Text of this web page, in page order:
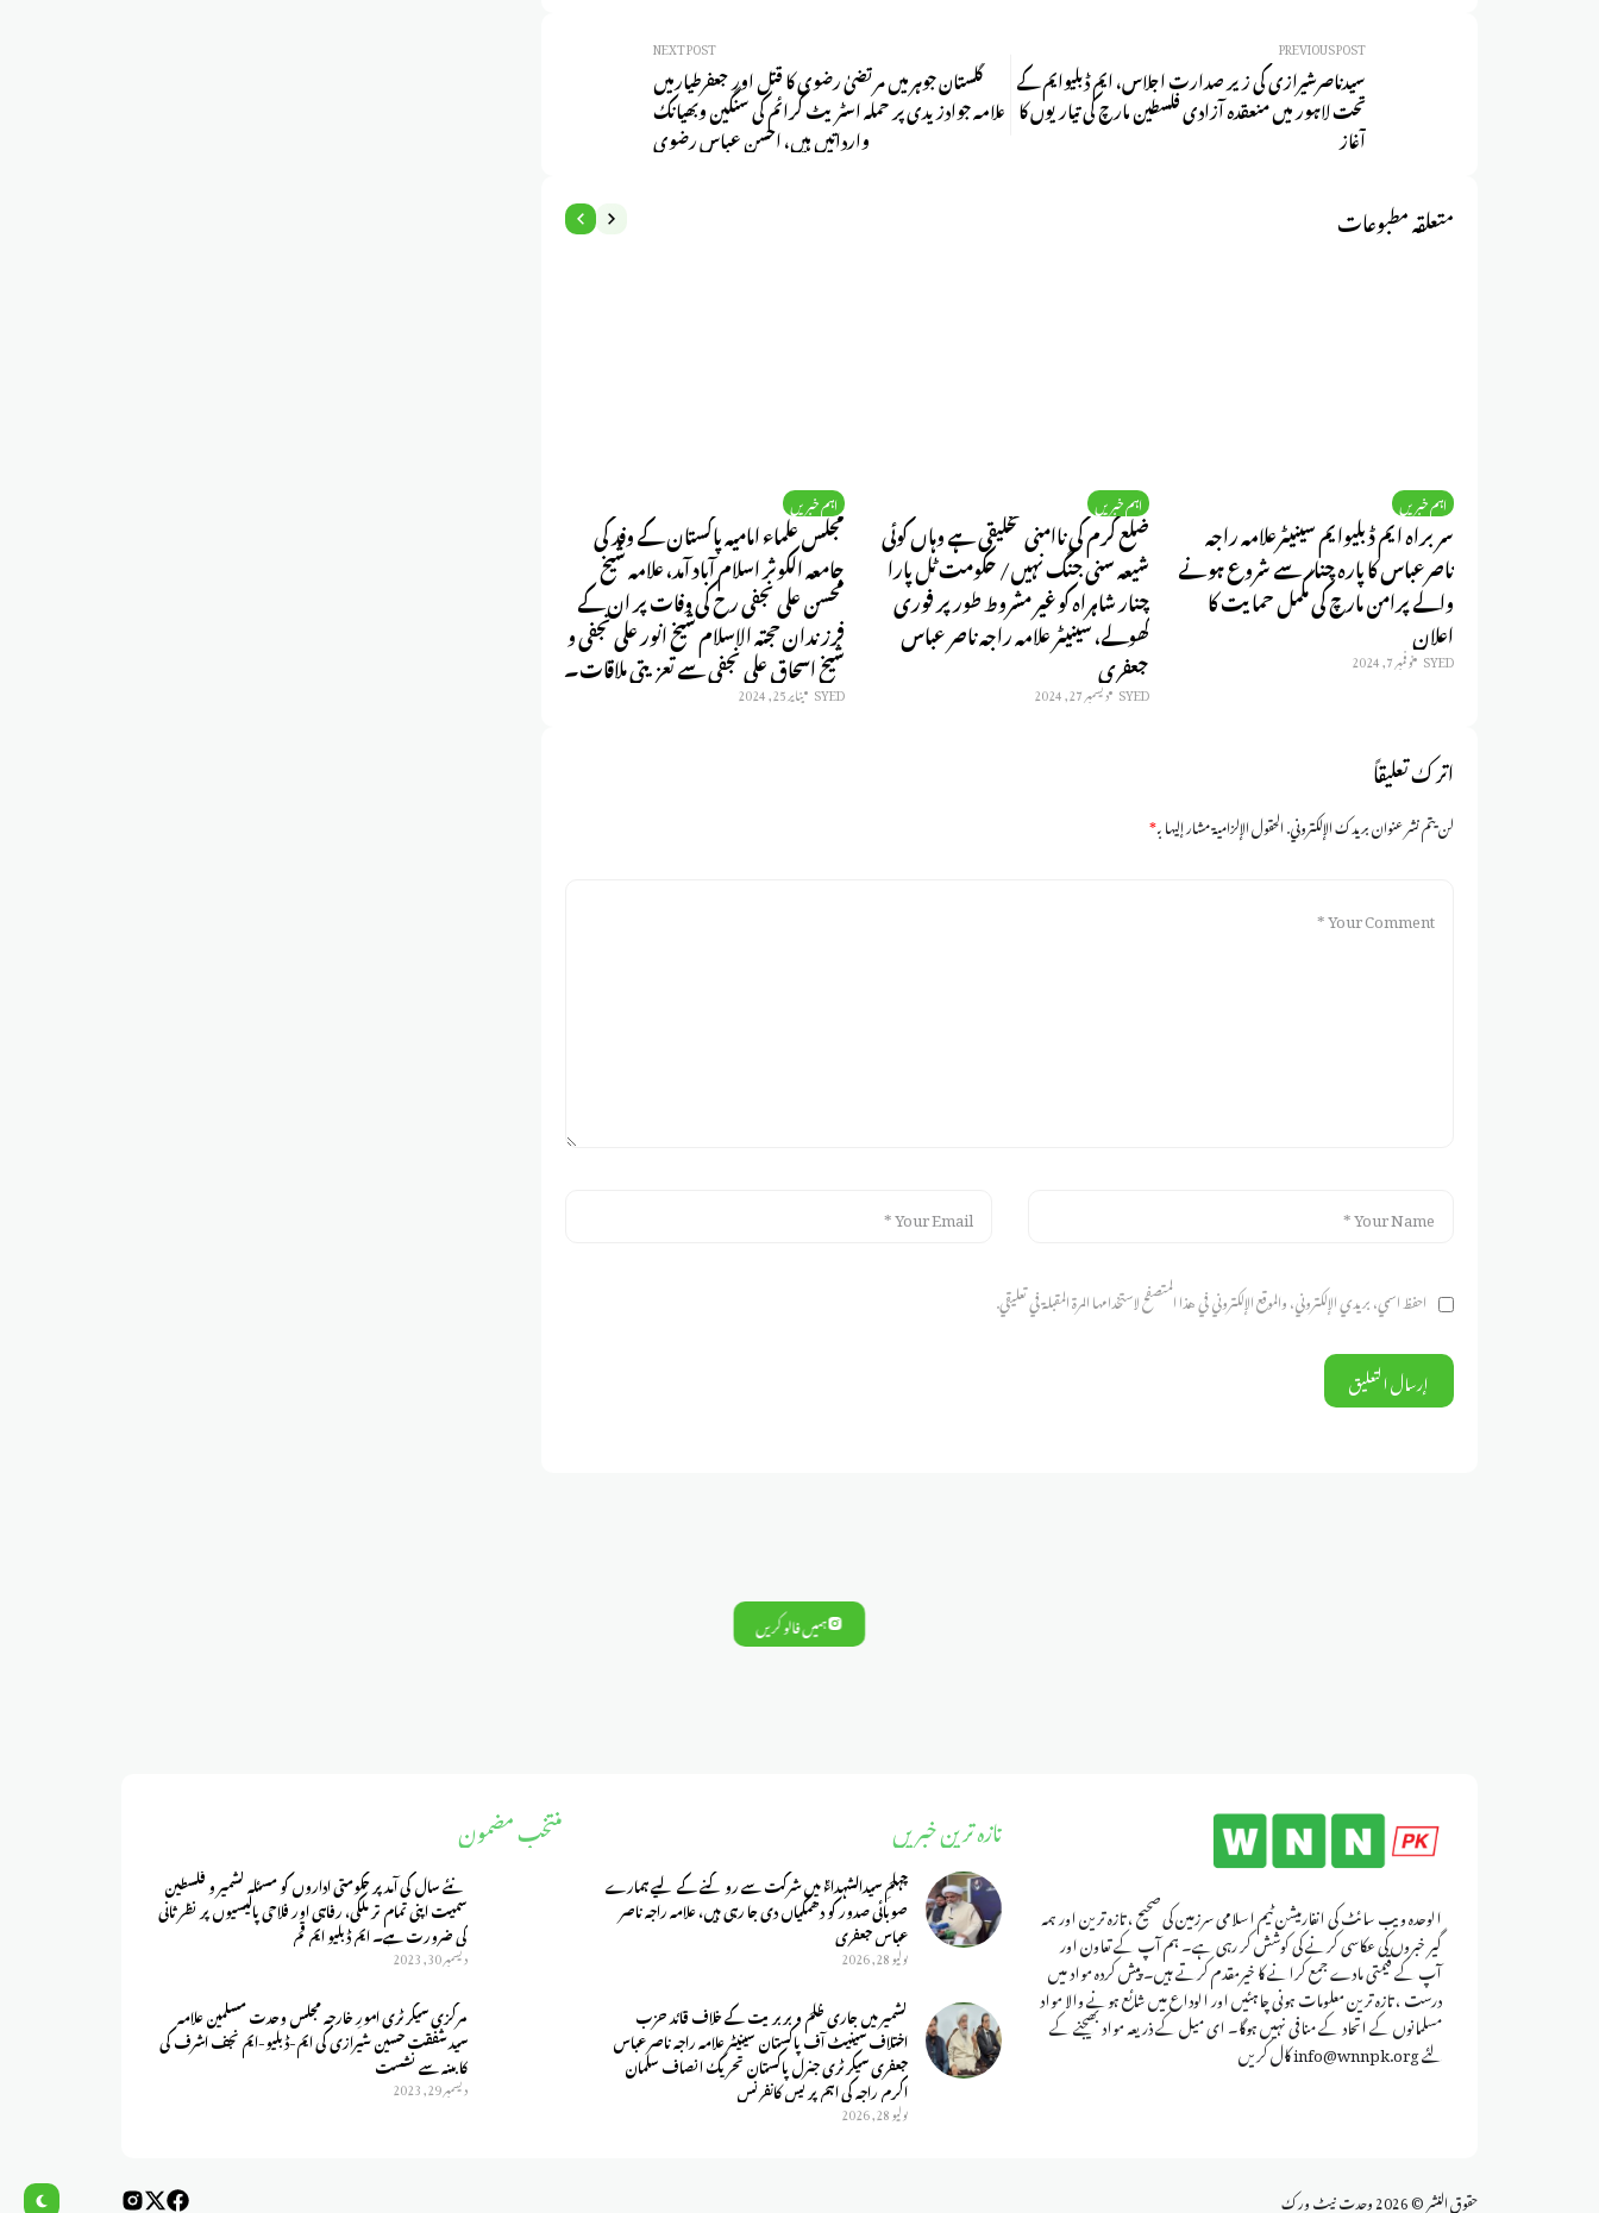
PREVIOUS POST
سیدناصرشیرازی کی زیر صدارت اجلاس، ایم ڈبلیوایم کے
تحت لاہور میں منعقدہ آزادی فلسطین مارچ کی تیاریوں کا
آغاز
NEXT POST
گلستان جوہر میں مرتضیٰ رضوی کا قتل اور جعفرطیارمیں
علامہ جوادزیدی پر حملہ اسٹریٹ کرائم کی سنگین وبھیانک
وارداتیں ہیں، احسن عباس رضوی
متعلقہ مطبوعات
اہم خبریں
سربراہ ایم ڈبلیوایم سینیٹرعلامہ راجہ
ناصرعباس کا پارہ چنار سے شروع ہونے
والے پرامن مارچ کی مکمل حمایت کا
اعلان
SYED نوفمبر 7, 2024
اہم خبریں
ضلع کرم کی ناامنی تخلیقی ہے وہاں کوئی
شیعہ سنی جنگ نہیں/ حکومت ٹل پارا
چنار شاہراہ کو غیر مشروط طور پر فوری
کھولے، سینیٹر علامہ راجہ ناصر عباس
جعفری
SYED ديسمبر 27, 2024
اہم خبریں
مجلس علماء امامیہ پاکستان کے وفد کی
جامعہ الکوثر اسلام آباد آمد، علامہ شیخ
محسن علی نجفی رح کی وفات پر ان کے
فرزندان حجتہ الاسلام شیخ انور علی نجفی و
شیخ اسحاق علی نجفی سے تعزیتی ملاقات۔
SYED يناير 25, 2024
اترك تعليقاً
لن يتم نشر عنوان بريدك الإلكتروني.الحقول الإلزامية مشار إليها بـ*
احفظ اسمي، بريدي الإلكتروني، والموقع الإلكتروني في هذا المتصفح لاستخدامها المرة المقبلة في تعليقي.
ہمیں فالو کریں
الوحدہ ویب سائٹ کی انفارمیشن ٹیم اسلامی سرزمین کی صحیح ، تازہ ترین اور ہمہ
گیر خبروں کی عکاسی کرنے کی کوشش کر رہی ہے۔ ہم آپ کے تعاون اور
آپ کے قیمتی مادے جمع کرانے کا خیرمقدم کرتے ہیں۔ پیش کردہ مواد میں
درست ، تازہ ترین معلومات ہونی چاہئیں اور الوداع میں شائع ہونے والا مواد
مسلمانوں کے اتحاد کے منافی نہیں ہوگا۔ ای میل کے ذریعہ مواد بھیجنے کے
لئے info@wnnpk.org کال کریں
تازہ ترین خبریں
چہلمِ سیدالشہداءؑ میں شرکت سے روکنے کے لیے ہمارے
صوبائی صدور کو دھمکیاں دی جا رہی ہیں، علامہ راجہ ناصر
عباس جعفری
يوليو 28, 2026
کشمیر میں جاری ظلم و بربریت کے خلاف قائد حزب
اختلاف سینیٹ آف پاکستان سینیٹر علامہ راجہ ناصر عباس
جعفری سیکرٹری جنرل پاکستان تحریک انصاف سلمان
اکرم راجہ کی اہم پریس کانفرنس
يوليو 28, 2026
منتخب مضمون
نئے سال کی آمد پر حکومتی اداروں کو مسئلہ کشمیر و فلسطین
سمیت اپنی تمام تر ملکی، رفاہی اور فلاحی پالیسیوں پر نظر ثانی
کی ضرورت ہے۔ ایم ڈبلیو ایم قم
ديسمبر 30, 2023
مرکزی سیکرٹری امورِ خارجہ مجلس وحدت مسلمین علامہ
سید شفقت حسین شیرازی کی ایم-ڈبلیو-ایم نجف اشرف کی
کابینہ سے نشست
ديسمبر 29, 2023
حقوق النشر © 2026 وحدت نيٹ ورك